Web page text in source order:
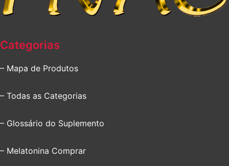
Categorias
– Mapa de Produtos
– Todas as Categorias
– Glossário do Suplemento
– Melatonina Comprar